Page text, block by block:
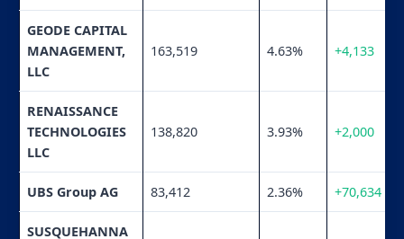
GEODE CAPITAL
MANAGEMENT,
LLC
163,519 4.63% +4,133
RENAISSANCE
TECHNOLOGIES
LLC
138,820 3.93% +2,000
UBS Group AG 83,412 2.36% +70,634
SUSQUEHANNA